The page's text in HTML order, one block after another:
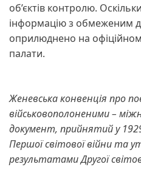
об’єктів контролю.
інформацію з обмеженим
оприлюднено на
палати.
Женевська конвенція про
військовополоненими –
документ, прийнятий у
Першої світової війни та
результатами Другої